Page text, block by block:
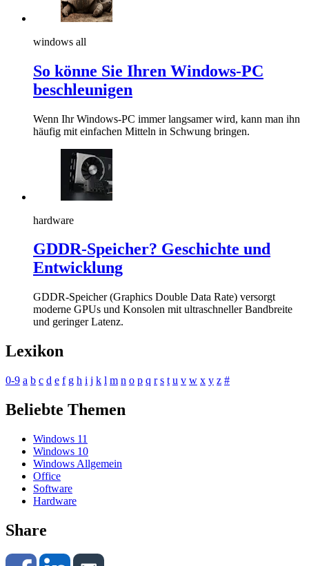
windows all
So könne Sie Ihren Windows-PC
beschleunigen
Wenn Ihr Windows-PC immer langsamer wird, kann man ihn
häufig mit einfachen Mitteln in Schwung bringen.
hardware
GDDR-Speicher? Geschichte und
Entwicklung
GDDR-Speicher (Graphics Double Data Rate) versorgt
moderne GPUs und Konsolen mit ultraschneller Bandbreite
und geringer Latenz.
Lexikon
0-9 a b c d e f g h i j k l m n o p q r s t u v w x y z #
Beliebte Themen
Windows 11
Windows 10
Windows Allgemein
Office
Software
Hardware
Share